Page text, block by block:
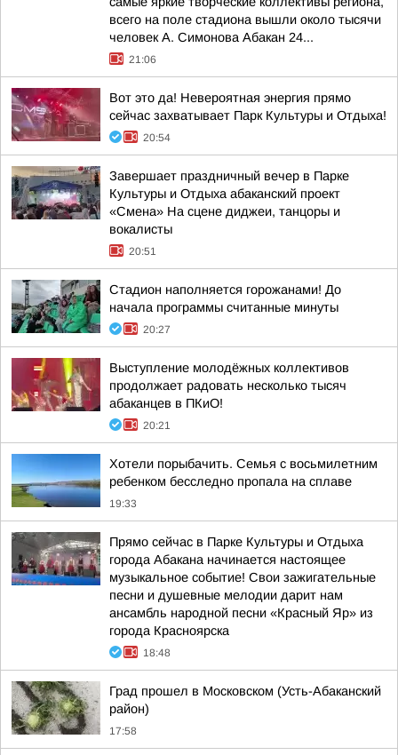
всего на поле стадиона вышли около тысячи
человек А. Симонова Абакан 24...
21:06
Вот это да! Невероятная энергия прямо
сейчас захватывает Парк Культуры и Отдыха!
20:54
Завершает праздничный вечер в Парке
Культуры и Отдыха абаканский проект
«Смена» На сцене диджеи, танцоры и
вокалисты
20:51
Стадион наполняется горожанами! До
начала программы считанные минуты
20:27
Выступление молодёжных коллективов
продолжает радовать несколько тысяч
абаканцев в ПКиО!
20:21
Хотели порыбачить. Семья с восьмилетним
ребенком бесследно пропала на сплаве
19:33
Прямо сейчас в Парке Культуры и Отдыха
города Абакана начинается настоящее
музыкальное событие! Свои зажигательные
песни и душевные мелодии дарит нам
ансамбль народной песни «Красный Яр» из
города Красноярска
18:48
Град прошел в Московском (Усть-Абаканский
район)
17:58